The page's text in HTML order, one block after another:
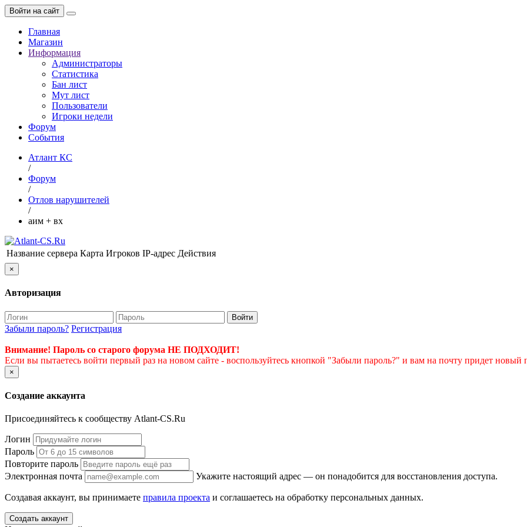
Войти на сайт
Главная
Магазин
Информация
Администраторы
Статистика
Бан лист
Мут лист
Пользователи
Игроки недели
Форум
События
Атлант КС
/
Форум
/
Отлов нарушителей
/
аим + вх
Название сервера Карта Игроков IP-адрес Действия
×
Авторизация
Войти
Забыли пароль? Регистрация
Внимание! Пароль со старого форума НЕ ПОДХОДИТ!
Если вы пытаетесь войти первый раз на новом сайте - воспользуйтесь кнопкой "Забыли пароль?" и вам на почту придет новый
×
Создание аккаунта
Присоединяйтесь к сообществу Atlant-CS.Ru
Логин
Пароль
Повторите пароль
Электронная почта
Укажите настоящий адрес — он понадобится для восстановления доступа.
Создавая аккаунт, вы принимаете правила проекта и соглашаетесь на обработку персональных данных.
Создать аккаунт